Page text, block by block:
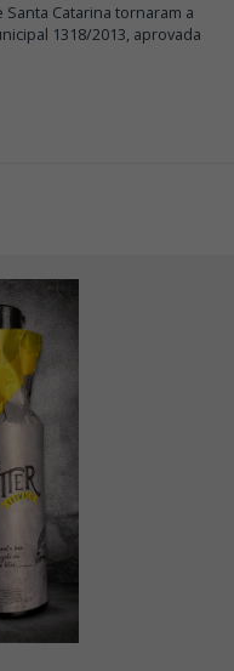
Catarina tornaram a
1318/2013, aprovada